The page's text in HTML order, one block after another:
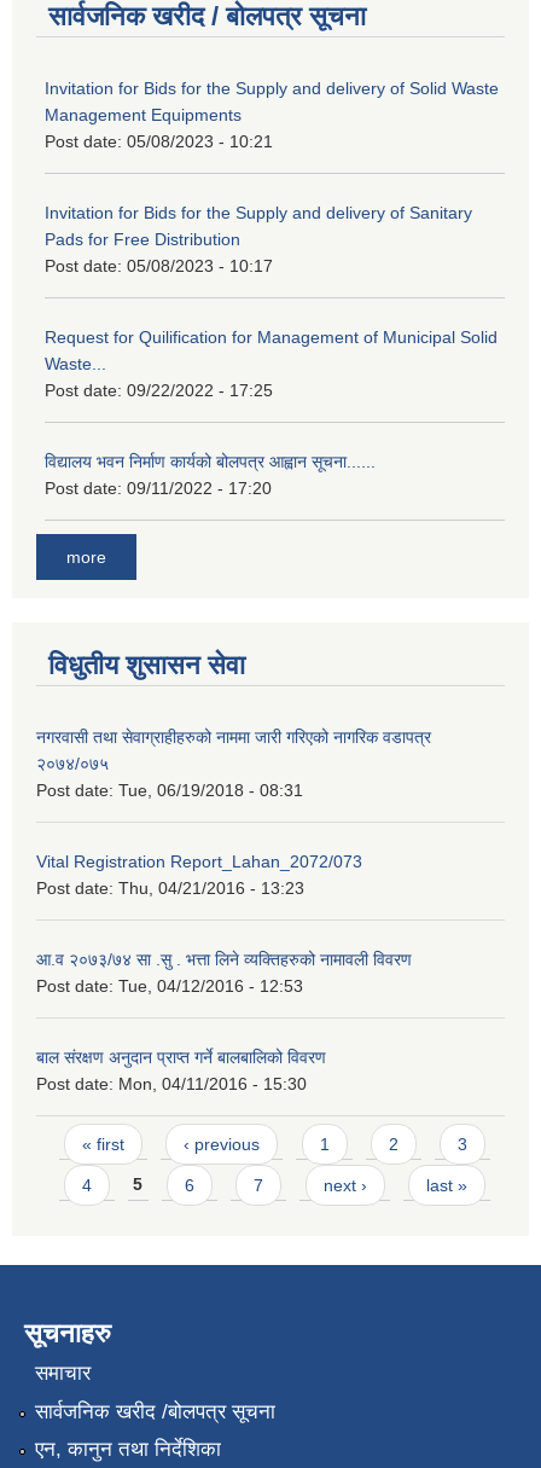
सार्वजनिक खरीद / बोलपत्र सूचना
Invitation for Bids for the Supply and delivery of Solid Waste
Management Equipments
Post date: 05/08/2023 - 10:21
Invitation for Bids for the Supply and delivery of Sanitary
Pads for Free Distribution
Post date: 05/08/2023 - 10:17
Request for Quilification for Management of Municipal Solid
Waste...
Post date: 09/22/2022 - 17:25
विद्यालय भवन निर्माण कार्यको बोलपत्र आह्वान सूचना......
Post date: 09/11/2022 - 17:20
more
विधुतीय शुसासन सेवा
नगरवासी तथा सेवाग्राहीहरुको नाममा जारी गरिएको नागरिक वडापत्र
२०७४/०७५
Post date: Tue, 06/19/2018 - 08:31
Vital Registration Report_Lahan_2072/073
Post date: Thu, 04/21/2016 - 13:23
आ.व २०७३/७४ सा .सु . भत्ता लिने व्यक्तिहरुको नामावली विवरण
Post date: Tue, 04/12/2016 - 12:53
बाल संरक्षण अनुदान प्राप्त गर्ने बालबालिको विवरण
Post date: Mon, 04/11/2016 - 15:30
Pages
« first ‹ previous 1 2 3
4 5 6 7 next › last »
सूचनाहरु
समाचार
सार्वजनिक खरीद /बोलपत्र सूचना
एन, कानुन तथा निर्देशिका